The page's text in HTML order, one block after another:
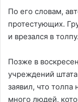
По его словам,
протестующих.
и врезался в толпу.
Позже в
учреждений
заявил, что толпа
много людей,